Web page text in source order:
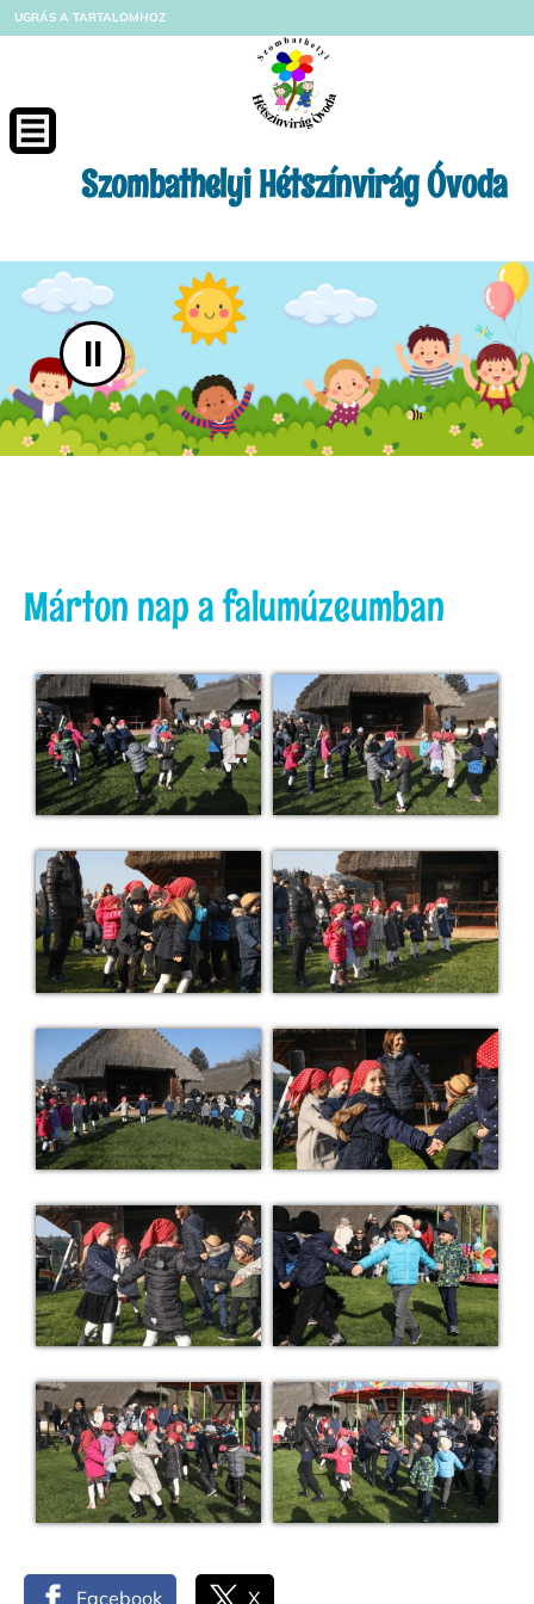
UGRÁS A TARTALOMHOZ
Szombathelyi Hétszínvirág Óvoda
II
Márton nap a falumúzeumban
Facebook X